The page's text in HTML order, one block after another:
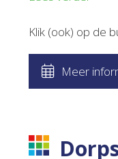
Klik (ook) op de
Meer